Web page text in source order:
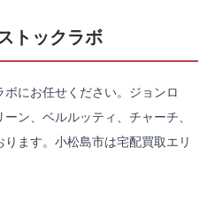
トックラボ
にお任せください。ジョンロ
ン、ベルルッティ、チャーチ、
ます。小松島市は宅配買取エリ